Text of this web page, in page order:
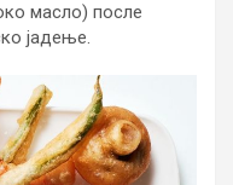
масло) после
јадење.